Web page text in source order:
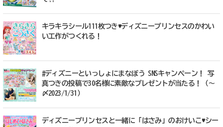
キラキラシール111枚つき♥ディズニープリンセスのかわい
い工作がつくれる！
#ディズニーといっしょにまなぼう SNSキャンペーン！ 写
真つきの投稿で30名様に素敵なプレゼントが当たる！（～
〆2023/1/31）
ディズニープリンセスと一緒に「はさみ」のおけいこ♥シー